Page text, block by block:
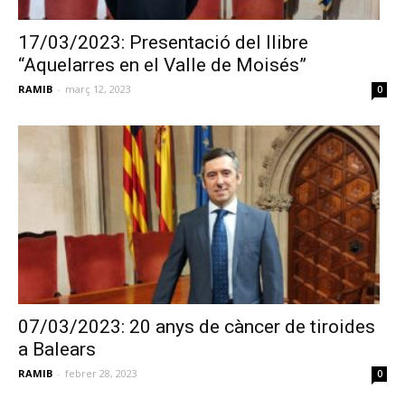
17/03/2023: Presentació del llibre
“Aquelarres en el Valle de Moisés”
RAMIB - març 12, 2023 0
07/03/2023: 20 anys de càncer de tiroides
a Balears
RAMIB - febrer 28, 2023 0